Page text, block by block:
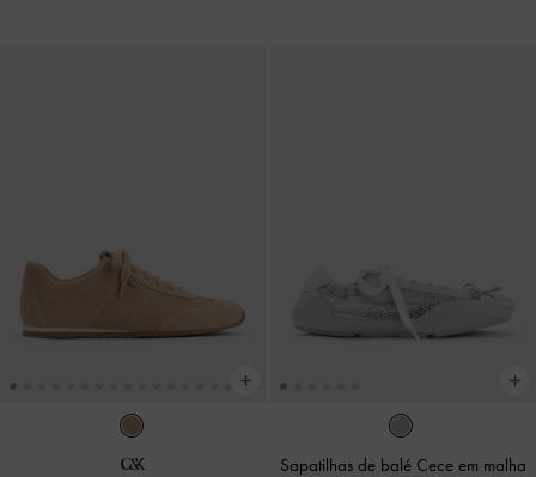
Sapatilhas de balé Cece em malha